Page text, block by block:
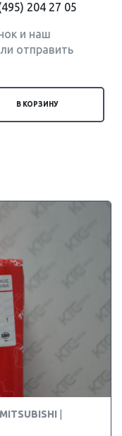
204 27 05
и наш
отправить
В КОРЗИНУ
MITSUBISHI